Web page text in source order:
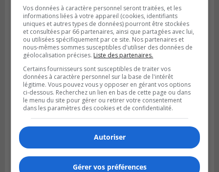
Publié le 5 août 2026 à 11h59
La Prairie loue des espaces de glace
jusqu’en avril 2027
Vos données à caractère personnel seront traitées, et les
informations liées à votre appareil (cookies, identifiants
uniques et autres types de données) pourront être stockées
et consultées par 66 partenaires, ainsi que partagées avec lui,
ou utilisées spécifiquement par ce site. Nos partenaires et
nous-mêmes sommes susceptibles d'utiliser des données de
géolocalisation précises. Liste des partenaires.
Certains fournisseurs sont susceptibles de traiter vos
données à caractère personnel sur la base de l'intérêt
légitime. Vous pouvez vous y opposer en gérant vos options
ci-dessous. Recherchez un lien en bas de cette page ou dans
le menu du site pour gérer ou retirer votre consentement
dans les paramètres des cookies et de confidentialité.
Autoriser
Gérer vos préférences